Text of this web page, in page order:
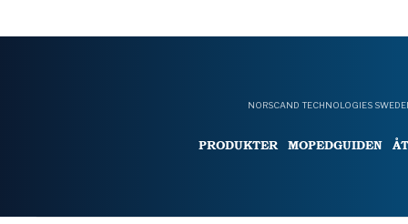
NORSCAND TECHNOLOGIES
PRODUKTER MOPEDGUIDEN